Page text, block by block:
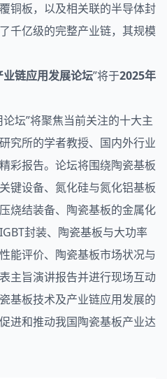
铜板，以及相关联的半导体封
千亿级的完整产业链，其规模
链应用发展论坛”将于2025年
坛”将聚焦当前关注的十大主
究所的学者教授、国内外行业
彩报告。论坛将围绕陶瓷基板
键设备、氮化硅与氮化铝基板
烧结装备、陶瓷基板的金属化
封装、陶瓷基板与大功率
能评价、陶瓷基板市场状况与
主旨演讲报告并进行现场互动
基板技术及产业链应用发展的
进和推动我国陶瓷基板产业达